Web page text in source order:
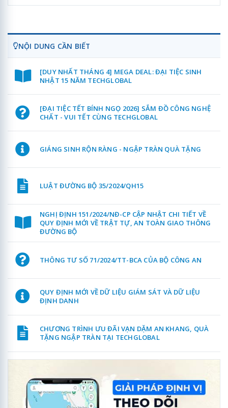
NỘI DUNG CẦN BIẾT
[DUY NHẤT THÁNG 4] MEGA DEAL: ĐẠI TIỆC SINH
NHẬT 15 NĂM TECHGLOBAL
[ĐẠI TIỆC TẾT BÍNH NGỌ 2026] SẮM ĐỒ CÔNG NGHỆ
CHẤT - VUI TẾT CÙNG TECHGLOBAL
GIÁNG SINH RỘN RÀNG - NGẬP TRÀN QUÀ TẶNG
LUẬT ĐƯỜNG BỘ 35/2024/QH15
NGHỊ ĐỊNH 151/2024/NĐ-CP CẬP NHẬT CHI TIẾT VỀ
QUY ĐỊNH MỚI VỀ TRẬT TỰ, AN TOÀN GIAO THÔNG
ĐƯỜNG BỘ
THÔNG TƯ SỐ 71/2024/TT-BCA CỦA BỘ CÔNG AN
QUY ĐỊNH MỚI VỀ DỮ LIỆU GIÁM SÁT VÀ DỮ LIỆU
ĐỊNH DANH
CHƯƠNG TRÌNH ƯU ĐÃI VẠN DẶM AN KHANG, QUÀ
TẶNG NGẬP TRÀN TẠI TECHGLOBAL